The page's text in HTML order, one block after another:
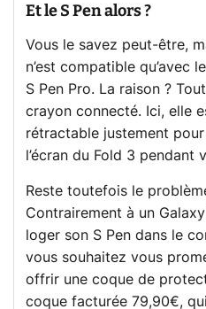
Et le S Pen alors ?
Vous le savez peut-être,
n’est compatible qu’avec
S Pen Pro. La raison ?
crayon connecté. Ici, elle
rétractable justement
l’écran du Fold 3 pendant
Reste toutefois le
Contrairement à un
loger son S Pen dans le
vous souhaitez vous
offrir une coque de
coque facturée 79,90€, qui